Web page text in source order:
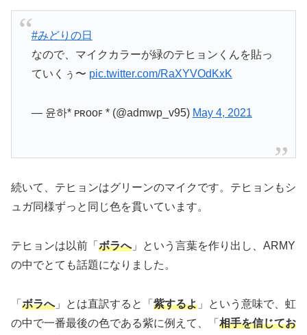
#みどりの日
なので、マイクカラーが緑のテヒョンくんを貼っ
ていくぅ〜 pic.twitter.com/RaXYVOdKxK
— 윤하* ᴘʀᴏᴏꜰ * (@admwp_v95) May 4, 2021
続いて、テヒョンはグリーンのマイクです。テヒョンもシ
ュガ同様ずっと同じ色を貫いています。
テヒョンは以前「 ボラへ」という言葉を作り出し、ARMY
の中でとても話題になりました。
「 ボラへ」とは直訳すると「 紫するよ 」という意味で、虹
の中で一番最後の色である紫に例えて、「 相手を信じてお